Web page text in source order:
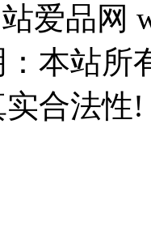
爱品网
本站所
合法性!